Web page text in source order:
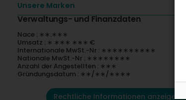
Unsere Marken
Verwaltungs- und Finanzdaten
Nace : ∗∗.∗∗∗
Umsatz : ∗ ∗∗∗ ∗∗∗ €
Internationale MwSt.-Nr : ∗∗∗∗∗∗∗∗∗∗
Nationale MwSt.-Nr : ∗∗∗∗∗∗∗∗
Anzahl der Angestellten : ∗∗∗
Gründungsdatum : ∗∗/∗∗/∗∗∗∗
Rechtliche Informationen anzeigen